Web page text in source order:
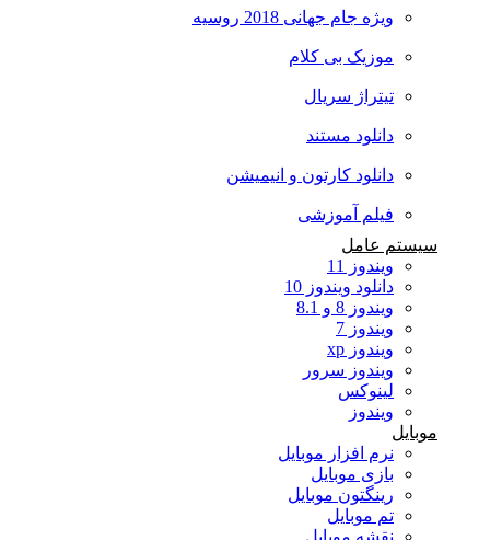
ویژه جام جهانی 2018 روسیه
موزیک بی کلام
تیتراژ سریال
دانلود مستند
دانلود کارتون و انیمیشن
فیلم آموزشی
سیستم عامل
ویندوز 11
دانلود ویندوز 10
ویندوز 8 و 8.1
ویندوز 7
ویندوز xp
ویندوز سرور
لینوکس
ویندوز
موبایل
نرم افزار موبایل
بازی موبایل
رینگتون موبایل
تم موبایل
نقشه موبایل